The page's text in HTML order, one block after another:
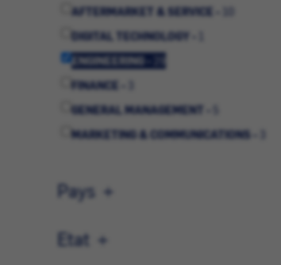
AFTERMARKET & SERVICE -
DIGITAL TECHNOLOGY -
ENGINEERING -
FINANCE -
GENERAL MANAGEMENT -
MARKETING & COMMUNICATIONS -
SUPPLY CHAIN -
Pays
Etat